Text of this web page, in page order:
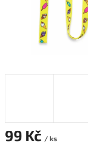
99 Kč / ks